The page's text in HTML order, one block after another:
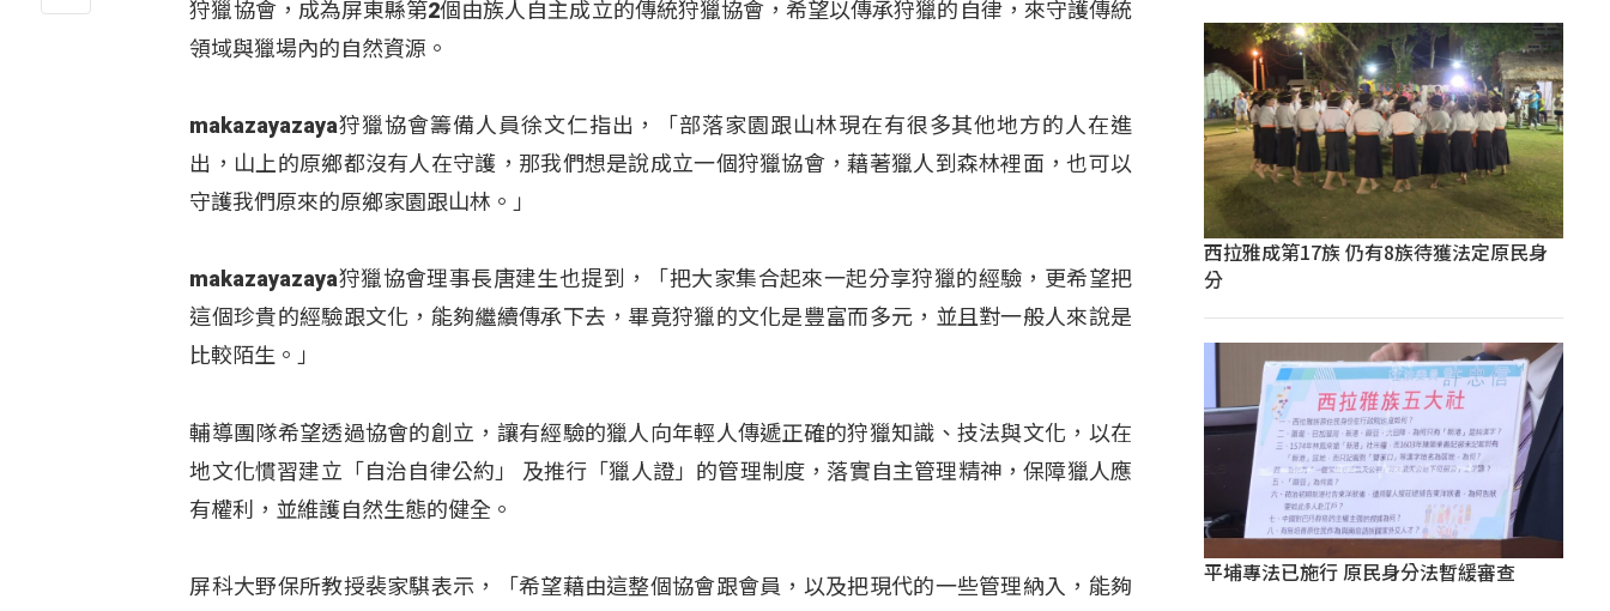
狩獵協會，成為屏東縣第2個由族人自主成立的傳統狩獵協會，希望以傳承狩獵的自律，來守護傳統
領域與獵場內的自然資源。
makazayazaya狩獵協會籌備人員徐文仁指出，「部落家園跟山林現在有很多其他地方的人在進
出，山上的原鄉都沒有人在守護，那我們想是說成立一個狩獵協會，藉著獵人到森林裡面，也可以
守護我們原來的原鄉家園跟山林。」
makazayazaya狩獵協會理事長唐建生也提到，「把大家集合起來一起分享狩獵的經驗，更希望把
這個珍貴的經驗跟文化，能夠繼續傳承下去，畢竟狩獵的文化是豐富而多元，並且對一般人來說是
比較陌生。」
輔導團隊希望透過協會的創立，讓有經驗的獵人向年輕人傳遞正確的狩獵知識、技法與文化，以在
地文化慣習建立「自治自律公約」 及推行「獵人證」的管理制度，落實自主管理精神，保障獵人應
有權利，並維護自然生態的健全。
屏科大野保所教授裴家騏表示，「希望藉由這整個協會跟會員，以及把現代的一些管理納入，能夠
西拉雅成第17族 仍有8族待獲法定原民身
分
平埔專法已施行 原民身分法暫緩審查